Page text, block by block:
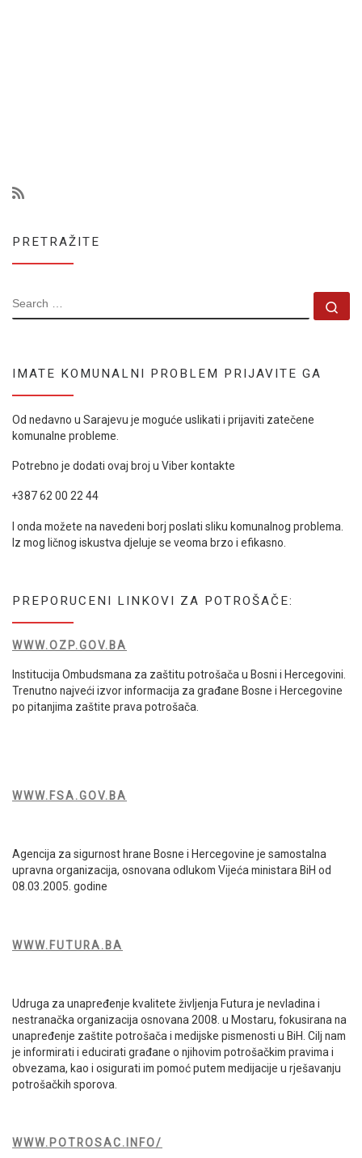
PRETRAŽITE
SEARCH
IMATE KOMUNALNI PROBLEM PRIJAVITE GA
Od nedavno u Sarajevu je moguće uslikati i prijaviti zatečene
komunalne probleme.
Potrebno je dodati ovaj broj u Viber kontakte
+387 62 00 22 44
I onda možete na navedeni borj poslati sliku komunalnog problema.
Iz mog ličnog iskustva djeluje se veoma brzo i efikasno.
PREPORUCENI LINKOVI ZA POTROŠAČE:
WWW.OZP.GOV.BA
Institucija Ombudsmana za zaštitu potrošača u Bosni i Hercegovini.
Trenutno najveći izvor informacija za građane Bosne i Hercegovine
po pitanjima zaštite prava potrošača.
WWW.FSA.GOV.BA
Agencija za sigurnost hrane Bosne i Hercegovine je samostalna
upravna organizacija, osnovana odlukom Vijeća ministara BiH od
08.03.2005. godine
WWW.FUTURA.BA
Udruga za unapređenje kvalitete življenja Futura je nevladina i
nestranačka organizacija osnovana 2008. u Mostaru, fokusirana na
unapređenje zaštite potrošača i medijske pismenosti u BiH. Cilj nam
je informirati i educirati građane o njihovim potrošačkim pravima i
obvezama, kao i osigurati im pomoć putem medijacije u rješavanju
potrošačkih sporova.
WWW.POTROSAC.INFO/